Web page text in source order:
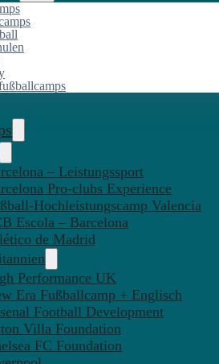
– Leistungssport
Pro-clubs Experience
Hochleistungscamp Valencia
Escola – Barcelona
de Madrid
Performance UK
Era Fußballcamp + Englisch
Football Development
Villa Foundation
FC Foundation